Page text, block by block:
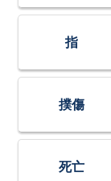
指
撲傷
死亡